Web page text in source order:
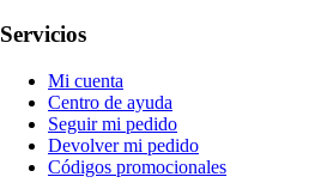
Servicios
Mi cuenta
Centro de ayuda
Seguir mi pedido
Devolver mi pedido
Códigos promocionales